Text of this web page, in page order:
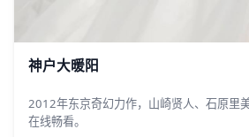
神户大暖阳
2012年东京奇幻力作，山崎贤人、石原里
在线畅看。